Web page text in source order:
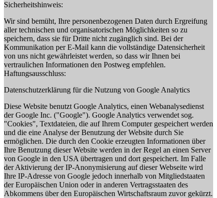
Sicherheitshinweis:
Wir sind bemüht, Ihre personenbezogenen Daten durch Ergreifung
aller technischen und organisatorischen Möglichkeiten so zu
speichern, dass sie für Dritte nicht zugänglich sind. Bei der
Kommunikation per E-Mail kann die vollständige Datensicherheit
von uns nicht gewährleistet werden, so dass wir Ihnen bei
vertraulichen Informationen den Postweg empfehlen.
Haftungsausschluss:
Datenschutzerklärung für die Nutzung von Google Analytics
Diese Website benutzt Google Analytics, einen Webanalysedienst
der Google Inc. ("Google"). Google Analytics verwendet sog.
"Cookies", Textdateien, die auf Ihrem Computer gespeichert werden
und die eine Analyse der Benutzung der Website durch Sie
ermöglichen. Die durch den Cookie erzeugten Informationen über
Ihre Benutzung dieser Website werden in der Regel an einen Server
von Google in den USA übertragen und dort gespeichert. Im Falle
der Aktivierung der IP-Anonymisierung auf dieser Webseite wird
Ihre IP-Adresse von Google jedoch innerhalb von Mitgliedstaaten
der Europäischen Union oder in anderen Vertragsstaaten des
Abkommens über den Europäischen Wirtschaftsraum zuvor gekürzt.